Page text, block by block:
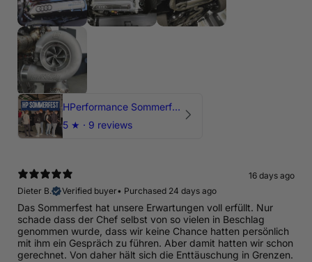
HPerformance Sommerfest 2026
5 ★ · 9 reviews
16 days ago
Dieter B.
Verified buyer• Purchased 24 days ago
Das Sommerfest hat unsere Erwartungen voll erfüllt. Nur
schade dass der Chef selbst von so vielen in Beschlag
genommen wurde, dass wir keine Chance hatten persönlich
mit ihm ein Gespräch zu führen. Aber damit hatten wir schon
gerechnet. Von daher hält sich die Enttäuschung in Grenzen.